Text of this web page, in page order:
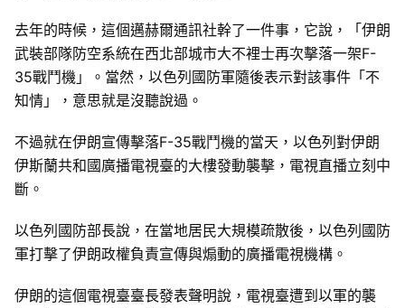
去年的時候，這個邁赫爾通訊社幹了一件事，它說，「伊朗
武裝部隊防空系統在西北部城市大不裡士再次擊落一架F-
35戰鬥機」。當然，以色列國防軍隨後表示對該事件「不
知情」，意思就是沒聽說過。
不過就在伊朗宣傳擊落F-35戰鬥機的當天，以色列對伊朗
伊斯蘭共和國廣播電視臺的大樓發動襲擊，電視直播立刻中
斷。
以色列國防部長說，在當地居民大規模疏散後，以色列國防
軍打擊了伊朗政權負責宣傳與煽動的廣播電視機構。
伊朗的這個電視臺臺長發表聲明說，電視臺遭到以軍的襲